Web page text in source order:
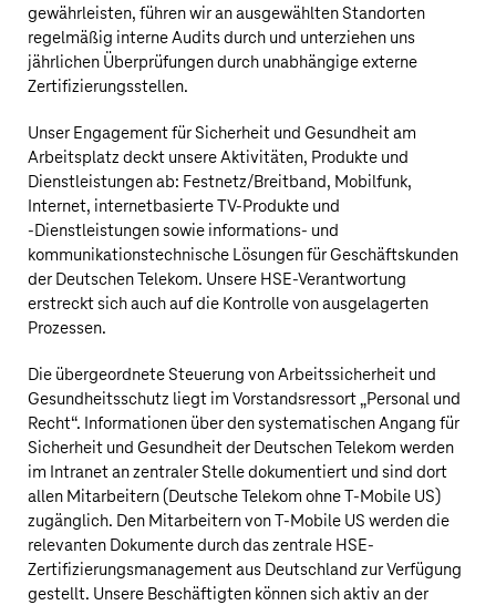
gewährleisten, führen wir an ausgewählten Standorten
regelmäßig interne Audits durch und unterziehen uns
jährlichen Überprüfungen durch unabhängige externe
Zertifizierungsstellen.
Unser Engagement für Sicherheit und Gesundheit am
Arbeitsplatz deckt unsere Aktivitäten, Produkte und
Dienstleistungen ab: Festnetz/Breitband, Mobilfunk,
Internet, internetbasierteTV‑Produkte und
‑Dienstleistungen sowie informations- und
kommunikationstechnische Lösungen für Geschäftskunden
der Deutschen Telekom. Unsere HSE-Verantwortung
erstreckt sich auch auf die Kontrolle von ausgelagerten
Prozessen.
Die übergeordnete Steuerung von Arbeitssicherheit und
Gesundheitsschutz liegt im Vorstandsressort „Personal und
Recht“. Informationen über den systematischen Angang für
Sicherheit und Gesundheit der Deutschen Telekom werden
im Intranet an zentraler Stelle dokumentiert und sind dort
allen Mitarbeitern ( Deutsche Telekom ohneT‑Mobile US)
zugänglich. Den Mitarbeitern vonT‑Mobile US werden die
relevanten Dokumente durch das zentrale HSE-
Zertifizierungsmanagement aus Deutschland zur Verfügung
gestellt. Unsere Beschäftigten können sich aktiv an der